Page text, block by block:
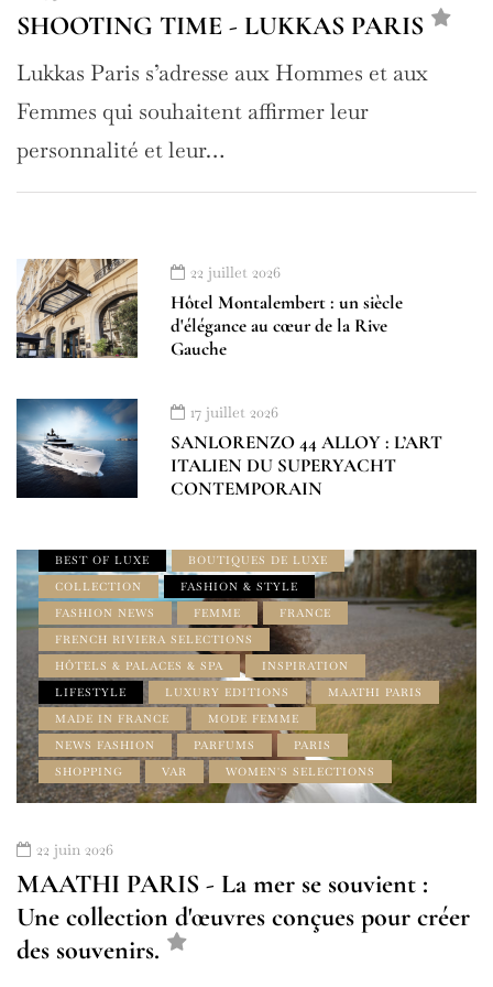
SHOOTING TIME - LUKKAS PARIS
Lukkas Paris s’adresse aux Hommes et aux
Femmes qui souhaitent affirmer leur
personnalité et leur…
22 juillet 2026
Hôtel Montalembert : un siècle
d'élégance au cœur de la Rive
Gauche
17 juillet 2026
SANLORENZO 44 ALLOY : L’ART
ITALIEN DU SUPERYACHT
CONTEMPORAIN
BEST OF LUXE
BOUTIQUES DE LUXE
COLLECTION
FASHION & STYLE
FASHION NEWS
FEMME
FRANCE
FRENCH RIVIERA SELECTIONS
HÔTELS & PALACES & SPA
INSPIRATION
LIFESTYLE
LUXURY EDITIONS
MAATHI PARIS
MADE IN FRANCE
MODE FEMME
NEWS FASHION
PARFUMS
PARIS
SHOPPING
VAR WOMEN'S SELECTIONS
22 juin 2026
MAATHI PARIS - La mer se souvient :
Une collection d'œuvres conçues pour créer
des souvenirs.